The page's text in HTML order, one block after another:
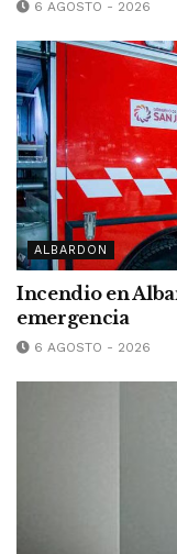
6 AGOSTO - 2026
ALBARDON
Incendio en
emergencia
6 AGOSTO - 2026